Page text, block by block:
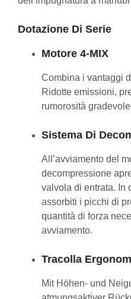
Dotazione Di Serie
Motore 4-MIX
Combina i vantaggi
Ridotte emissioni,
rumorosità
Sistema Di
All’avviamento del
decompressione
valvola di entrata. In
assorbiti i picchi di
quantità di forza
avviamento.
Tracolla
Mit Höhen- und